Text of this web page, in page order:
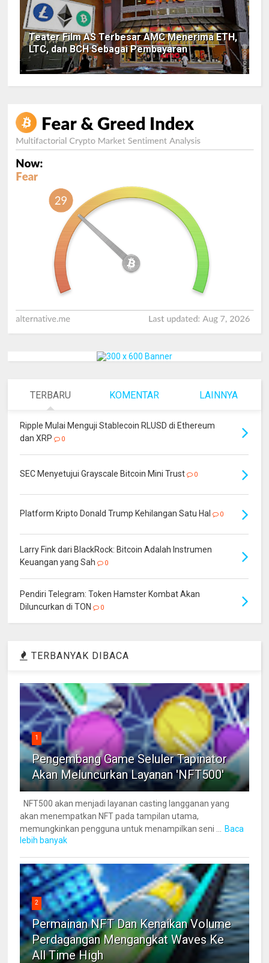
Teater Film AS Terbesar AMC Menerima ETH,
LTC, dan BCH Sebagai Pembayaran
TERBARU KOMENTAR LAINNYA
Ripple Mulai Menguji Stablecoin RLUSD di Ethereum
dan XRP
0
SEC Menyetujui Grayscale Bitcoin Mini Trust 0
Platform Kripto Donald Trump Kehilangan Satu Hal 0
Larry Fink dari BlackRock: Bitcoin Adalah Instrumen
Keuangan yang Sah
0
Pendiri Telegram: Token Hamster Kombat Akan
Diluncurkan di TON
0
TERBANYAK DIBACA
1
Pengembang Game Seluler Tapinator
Akan Meluncurkan Layanan 'NFT500'
NFT500 akan menjadi layanan casting langganan yang
akan menempatkan NFT pada tampilan utama,
memungkinkan pengguna untuk menampilkan seni ...
Baca
lebih banyak
2
Permainan NFT Dan Kenaikan Volume
Perdagangan Mengangkat Waves Ke
All Time High